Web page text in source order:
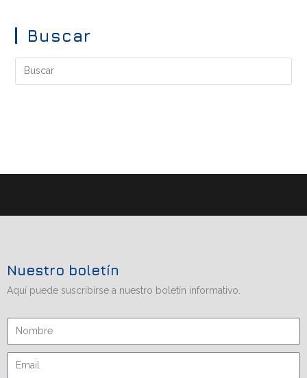
Buscar
Nuestro boletín
Aquí puede suscribirse a nuestro boletín informativo.